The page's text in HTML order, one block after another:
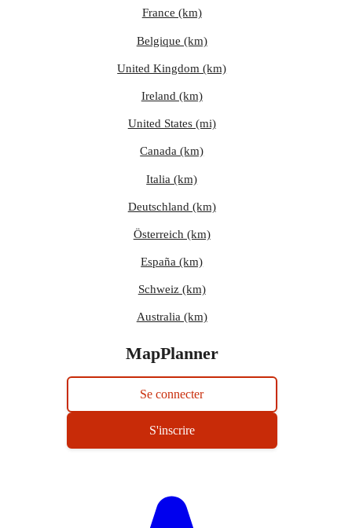
France (km)
Belgique (km)
United Kingdom (km)
Ireland (km)
United States (mi)
Canada (km)
Italia (km)
Deutschland (km)
Österreich (km)
España (km)
Schweiz (km)
Australia (km)
MapPlanner
Se connecter
S'inscrire